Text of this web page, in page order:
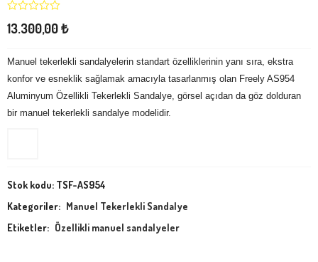
13.300,00₺
Manuel tekerlekli sandalyelerin standart özelliklerinin yanı sıra, ekstra
konfor ve esneklik sağlamak amacıyla tasarlanmış olan Freely AS954
Aluminyum Özellikli Tekerlekli Sandalye, görsel açıdan da göz dolduran
bir manuel tekerlekli sandalye modelidir.
Stok kodu: TSF-AS954
Kategoriler: Manuel Tekerlekli Sandalye
Etiketler: Özellikli manuel sandalyeler